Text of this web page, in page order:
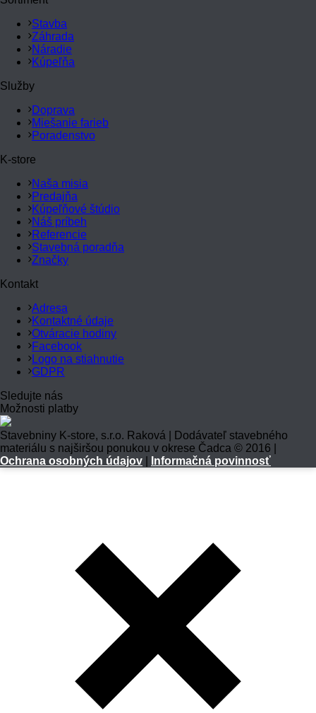
Stavba
Záhrada
Náradie
Kúpeľňa
Služby
Doprava
Miešanie farieb
Poradenstvo
K-store
Naša misia
Predajňa
Kúpeľňové štúdio
Náš príbeh
Referencie
Stavebná poradňa
Značky
Kontakt
Adresa
Kontaktné údaje
Otváracie hodiny
Facebook
Logo na stiahnutie
GDPR
Sledujte nás
Možnosti platby
Stavebniny K-store, s.r.o. Raková | Dodávateľ stavebného
materiálu s najširšou ponukou v okrese Čadca © 2016 |
Ochrana osobných údajov
Informačná povinnosť